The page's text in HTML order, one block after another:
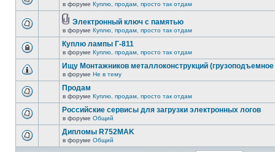
в форуме Куплю, продам, просто так отдам
Электронный ключ с памятью
в форуме Куплю, продам, просто так отдам
Куплю лампы Г-811
в форуме Куплю, продам, просто так отдам
Ищу Монтажников металлоконструкций
в форуме Не в тему
Продам
в форуме Куплю, продам, просто так отдам
Российские сервисы для загрузки электронных логов
в форуме Общий
Дипломы R752MAK
в форуме Общий